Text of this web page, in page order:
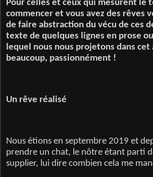
Pour celles et ceux qui mesurent le
commencer et vous avez des
de faire abstraction du vécu de ces
texte de quelques lignes en prose
lequel nous nous projetons dans
beaucoup, passionnément !
Un rêve réalisé
Nous étions en septembre 2019 et
prendre un chat, le nôtre étant parti
supplier, lui dire combien cela me